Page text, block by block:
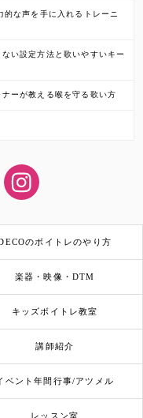
的な声を手に入れるトレーニ
い設定方法と歌いやすいキー
ーが教える喉を守る歌い方
のボイトレのやり方
楽器・映像・DTM
キッズボイトレ教室
講師紹介
ベント年間行事/アツメル
レッスン室